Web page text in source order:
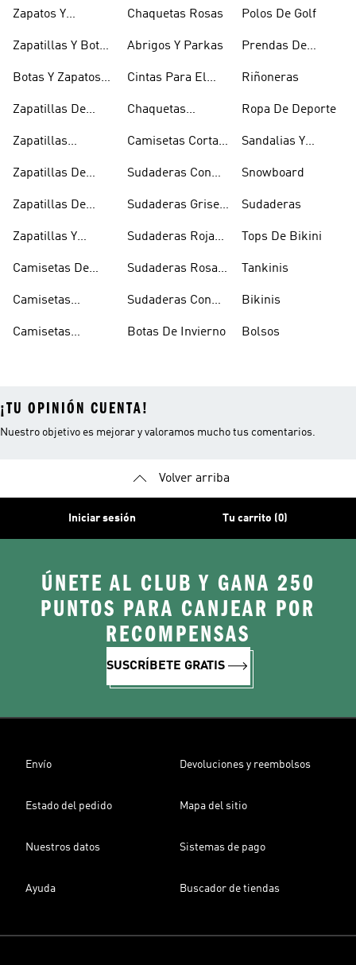
Zapatos Y
Doradas
Zapatillas Y Botas
Botas Y Zapatos
Zapatillas De
Zapatillas
Zapatillas De
Zapatillas De
Zapatillas Y
Camisetas De
Camisetas
Camisetas
Chaquetas Rosas
Abrigos Y Parkas
Cintas Para El
Chaquetas
Camisetas Cortas
Sudaderas Con
Sudaderas Grises
Sudaderas Rojas
Sudaderas Rosas
Sudaderas Con
Botas De Invierno
Polos De Golf
Prendas De
Riñoneras
Ropa De Deporte
Sandalias Y
Snowboard
Sudaderas
Tops De Bikini
Tankinis
Bikinis
Bolsos
¡TU OPINIÓN CUENTA!
Nuestro objetivo es mejorar y valoramos mucho tus comentarios.
Volver arriba
Iniciar sesión Tu carrito (0)
ÚNETE AL CLUB Y GANA 250
PUNTOS PARA CANJEAR POR
RECOMPENSAS
SUSCRÍBETE GRATIS
Envío Devoluciones y reembolsos
Estado del pedido Mapa del sitio
Nuestros datos Sistemas de pago
Ayuda Buscador de tiendas